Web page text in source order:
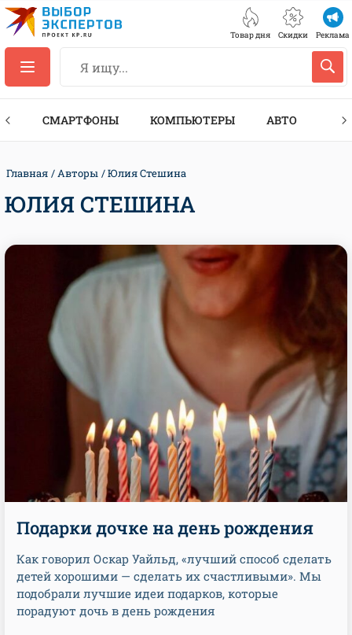
Товар дня Скидки Реклама
СМАРТФОНЫ КОМПЬЮТЕРЫ АВТО
Главная Авторы Юлия Стешина
ЮЛИЯ СТЕШИНА
Подарки дочке на день рождения
Как говорил Оскар Уайльд, «лучший способ сделать
детей хорошими — сделать их счастливыми». Мы
подобрали лучшие идеи подарков, которые
порадуют дочь в день рождения